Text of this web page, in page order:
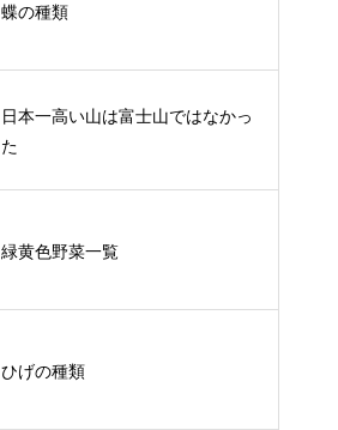
蝶の種類
日本一高い山は富士山ではなかっ
た
緑黄色野菜一覧
ひげの種類